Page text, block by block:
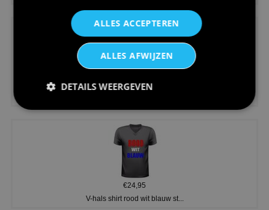
€24,95
€24,95
V-hals shirt rood wit blauw st...
ALLES ACCEPTEREN
ALLES AFWIJZEN
DETAILS WEERGEVEN